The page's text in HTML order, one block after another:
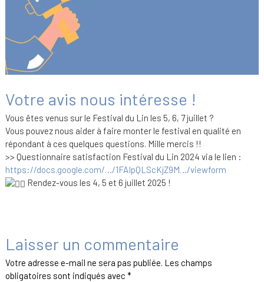
Votre avis nous intéresse !
Vous êtes venus sur le Festival du Lin les 5, 6, 7 juillet ?
Vous pouvez nous aider à faire monter le festival en qualité en
répondant à ces quelques questions. Mille mercis !!
>> Questionnaire satisfaction Festival du Lin 2024 via le lien :
https://docs.google.com/…/1FAIpQLScKjZ9M…/viewform
Rendez-vous les 4, 5 et 6 juillet 2025 !
Laisser un commentaire
Votre adresse e-mail ne sera pas publiée. Les champs
obligatoires sont indiqués avec *